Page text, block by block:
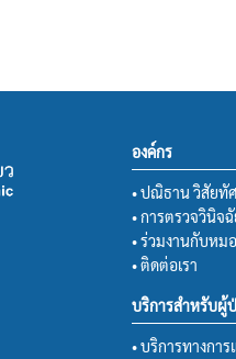
องค์กร
• ปณิธาน วิสัยทั
• การตรวจวินิจ
• ร่วมงานกับหม
• ติดต่อเรา
บริการสำหรับผู้
• บริการทางกา